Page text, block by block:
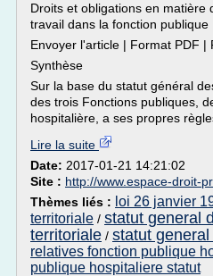
Droits et obligations en matière
travail dans la fonction publique
Envoyer l'article | Format PDF |
Synthèse
Sur la base du statut général
des trois Fonctions publiques,
hospitalière, a ses propres
Lire la suite
Date: 2017-01-21 14:21:02
Site : http://www.espace-droit-
Thèmes liés : loi 26 janvier
territoriale / statut general
territoriale / statut
relatives fonction publique
publique hospitaliere statut